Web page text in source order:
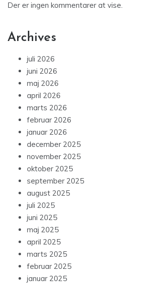
Der er ingen kommentarer at vise.
Archives
juli 2026
juni 2026
maj 2026
april 2026
marts 2026
februar 2026
januar 2026
december 2025
november 2025
oktober 2025
september 2025
august 2025
juli 2025
juni 2025
maj 2025
april 2025
marts 2025
februar 2025
januar 2025